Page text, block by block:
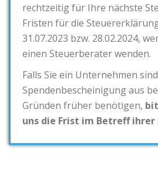
rechtzeitig für Ihre nächste
Fristen für die
31.07.2023 bzw. 28.02.2024,
einen Steuerberater wenden.
Falls Sie ein Unternehmen
Spendenbescheinigung aus
Gründen früher benötigen,
uns die Frist im Betreff ihrer